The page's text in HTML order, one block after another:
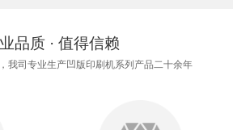
品质 · 值得信赖
我司专业生产凹版印刷机系列产品二十余年